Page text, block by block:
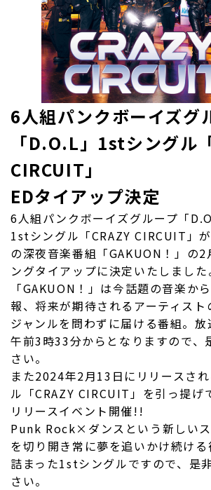
SNS
お問い合わせ
6人組パンクボーイズグ
「D.O.L」1stシングル
CIRCUIT」
EDタイアップ決定
6人組パンクボーイズグループ「
1stシングル「CRAZY CIRCUIT」
の深夜音楽番組「GAKUON！」の2
ングタイアップに決定いたしました
「GAKUON！」は今話題の音楽か
報、将来が期待されるアーティスト
ジャンルを問わずに届ける番組。放
午前3時33分からとなりますので、
さい。
また2024年2月13日にリリースさ
ル「CRAZY CIRCUIT」を引っ提げ
リリースイベント開催!!
Punk Rock×ダンスという新しい
を切り開き常に夢を追いかけ続け
詰まった1stシングルですので、是
さい。